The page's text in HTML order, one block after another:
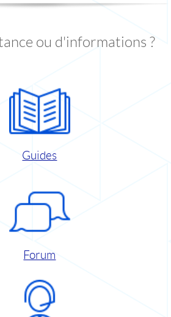
ou d'informations ?
Guides
Forum